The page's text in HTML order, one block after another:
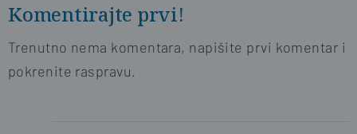
Komentirajte prvi!
Trenutno nema komentara, napišite prvi komentar i
pokrenite raspravu.